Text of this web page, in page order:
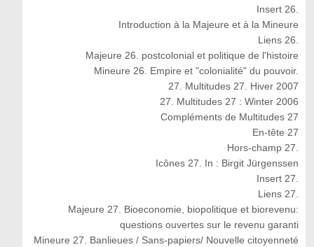
Insert 26.
Introduction à la Majeure et à la Mineure
Liens 26.
Majeure 26. postcolonial et politique de l'histoire
Mineure 26. Empire et "colonialité" du pouvoir.
27. Multitudes 27. Hiver 2007
27. Multitudes 27 : Winter 2006
Compléments de Multitudes 27
En-tête 27
Hors-champ 27.
Icônes 27. In : Birgit Jürgenssen
Insert 27.
Liens 27.
Majeure 27. Bioeconomie, biopolitique et biorevenu:
questions ouvertes sur le revenu garanti
Mineure 27. Banlieues / Sans-papiers/ Nouvelle citoyenneté